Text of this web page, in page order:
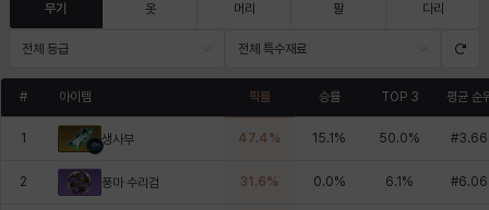
무기 옷 머리 팔 다리
전체 등급 전체 특수재료
# 아이템 픽률 승률 TOP 3 평균 순
1 생사부 47.4% 15.1 % 50.0% #3.66
2 풍마 수리검 31.6% 0.0% 6.1 % #6.06